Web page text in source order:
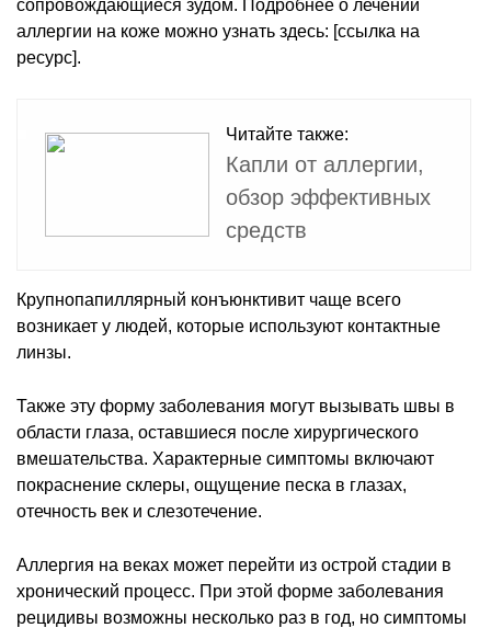
сопровождающиеся зудом. Подробнее о лечении
аллергии на коже можно узнать здесь: [ссылка на
ресурс].
Читайте также:
Капли от аллергии,
обзор эффективных
средств
Крупнопапиллярный конъюнктивит чаще всего
возникает у людей, которые используют контактные
линзы.
Также эту форму заболевания могут вызывать швы в
области глаза, оставшиеся после хирургического
вмешательства. Характерные симптомы включают
покраснение склеры, ощущение песка в глазах,
отечность век и слезотечение.
Аллергия на веках может перейти из острой стадии в
хронический процесс. При этой форме заболевания
рецидивы возможны несколько раз в год, но симптомы